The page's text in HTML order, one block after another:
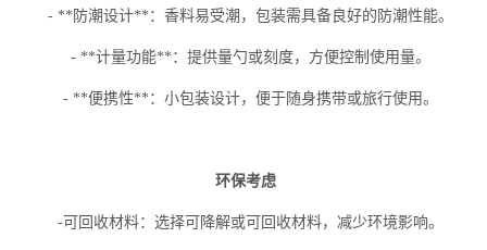
- **防潮设计**：香料易受潮，包装需具备良好的防潮性能。
- **计量功能**：提供量勺或刻度，方便控制使用量。
- **便携性**：小包装设计，便于随身携带或旅行使用。
环保考虑
-可回收材料：选择可降解或可回收材料，减少环境影响。